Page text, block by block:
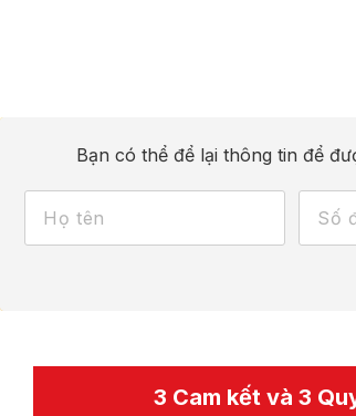
Bạn có thể để lại thông tin để
3 Cam kết và 3